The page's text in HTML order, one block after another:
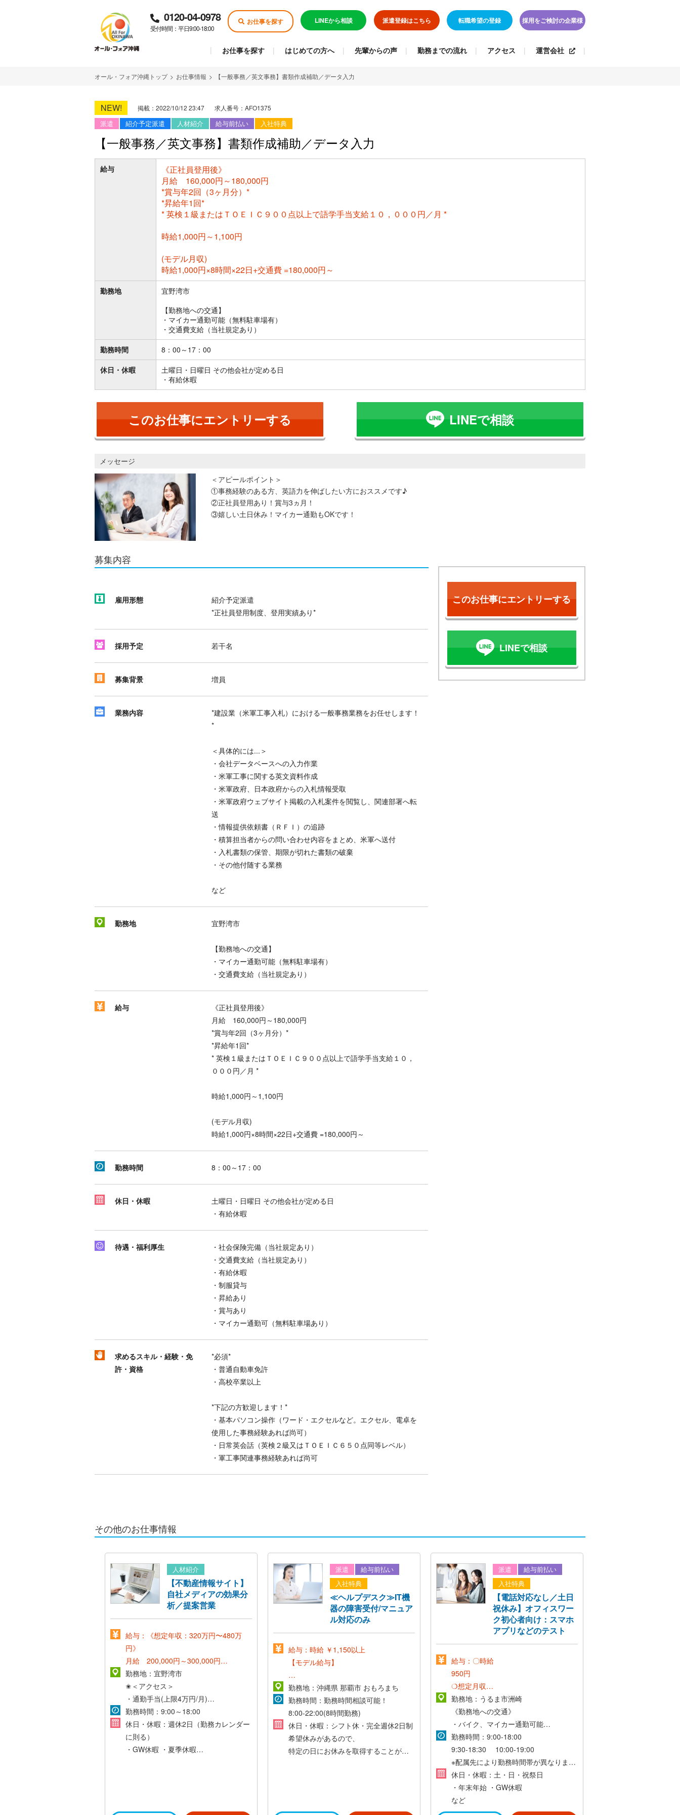
0120-04-0978
受付時間：平日9:00-18:00
お仕事を探す LINEから相談 派遣登録はこちら 転職希望の登録 採用をご検討の企業様
お仕事を探す はじめての方へ 先輩からの声 勤務までの流れ アクセス 運営会社
オール・フォア沖縄トップ > お仕事情報 > 【一般事務／英文事務】書類作成補助／データ入力
NEW! 掲載：2022/10/12 23:47 求人番号：AFO1375
派遣 紹介予定派遣 人材紹介 給与前払い 入社特典
【一般事務／英文事務】書類作成補助／データ入力
給与
《正社員登用後》
月給 160,000円～180,000円
*賞与年2回（3ヶ月分）*
*昇給年1回*
* 英検１級またはＴＯＥＩＣ９００点以上で語学手当支給１０，０００円／月 *
時給1,000円～1,100円
(モデル月収)
時給1,000円×8時間×22日+交通費 =180,000円～
勤務地
宜野湾市
【勤務地への交通】
・マイカー通勤可能（無料駐車場有）
・交通費支給（当社規定あり）
勤務時間
8：00～17：00
休日・休暇
土曜日・日曜日 その他会社が定める日
・有給休暇
このお仕事にエントリーする LINEで相談
メッセージ
＜アピールポイント＞
①事務経験のある方、英語力を伸ばしたい方におススメです♪
②正社員登用あり！賞与3ヵ月！
③嬉しい土日休み！マイカー通勤もOKです！
募集内容
雇用形態
紹介予定派遣
*正社員登用制度、登用実績あり*
採用予定 若干名
募集背景 増員
業務内容
*建設業（米軍工事入札）における一般事務業務をお任せします！
*
＜具体的には...＞
・会社データベースへの入力作業
・米軍工事に関する英文資料作成
・米軍政府、日本政府からの入札情報受取
・米軍政府ウェブサイト掲載の入札案件を閲覧し、関連部署へ転
送
・情報提供依頼書（ＲＦＩ）の追跡
・積算担当者からの問い合わせ内容をまとめ、米軍へ送付
・入札書類の保管、期限が切れた書類の破棄
・その他付随する業務
など
勤務地 宜野湾市
【勤務地への交通】
・マイカー通勤可能（無料駐車場有）
・交通費支給（当社規定あり）
給与
《正社員登用後》
月給 160,000円～180,000円
*賞与年2回（3ヶ月分）*
*昇給年1回*
* 英検１級またはＴＯＥＩＣ９００点以上で語学手当支給１０，
０００円／月 *
時給1,000円～1,100円
(モデル月収)
時給1,000円×8時間×22日+交通費 =180,000円～
勤務時間 8：00～17：00
休日・休暇
土曜日・日曜日 その他会社が定める日
・有給休暇
待遇・福利厚生
・社会保険完備（当社規定あり）
・交通費支給（当社規定あり）
・有給休暇
・制服貸与
・昇給あり
・賞与あり
・マイカー通勤可（無料駐車場あり）
求めるスキル・経験・免
許・資格
*必須*
・普通自動車免許
・高校卒業以上
*下記の方歓迎します！*
・基本パソコン操作（ワード・エクセルなど。エクセル、電卓を
使用した事務経験あれば尚可）
・日常英会話（英検２級又はＴＯＥＩＣ６５０点同等レベル）
・軍工事関連事務経験あれば尚可
このお仕事にエントリーする
LINEで相談
その他のお仕事情報
人材紹介
【不動産情報サイト】
自社メディアの効果分
析／提案営業
給与：《想定年収：320万円〜480万
円》
月給 200,000円～300,000円
*賞与年2回*
*昇給年1回*
【給与モデル】
32歳/営業経験ありの社員の場合
基本給230,000円/月+残業代*27,000円/
月+スキル・プロジェクト手当*30,000
~/月、個人のスキル・能力によって異な
勤務地：宜野湾市
✬＜アクセス＞
・通勤手当(上限4万円/月)
・マイカー通勤可(無料駐車場あり)
勤務時間：9:00～18:00
休日・休暇：週休2日（勤務カレンダー
に則る）
・GW休暇 ・夏季休暇
績多数! *
派遣
給与前払い
入社特典
≪ヘルプデスク≫IT機
器の障害受付/マニュア
ル対応のみ
給与：時給 ￥1,150以上
【モデル給与】
時給1,150円×1日8時間×月21日+交通費
=193,200円~
勤務地：沖縄県 那覇市 おもろまち
勤務時間：勤務時間相談可能！
8:00-22:00(8時間勤務)
休日・休暇：シフト休・完全週休2日制
希望休みがあるので、
特定の日にお休みを取得することが可
派遣
給与前払い
入社特典
【電話対応なし／土日
祝休み】オフィスワー
ク初心者向け：スマホ
アプリなどのテスト
給与：〇時給
950円
❍想定月収
950円×8h×22日=167,200円＋交通費
勤務地：うるま市洲崎
《勤務地への交通》
・バイク、マイカー通勤可能
・交通費支給（社内規定あり）
勤務時間：9:00-18:00
9:30-18:30
10:00-19:00
※配属先により勤務時間帯が異なります
残業はほとんどありません。
休日・休暇：土・日・祝祭日
・年末年始 ・GW休暇
など